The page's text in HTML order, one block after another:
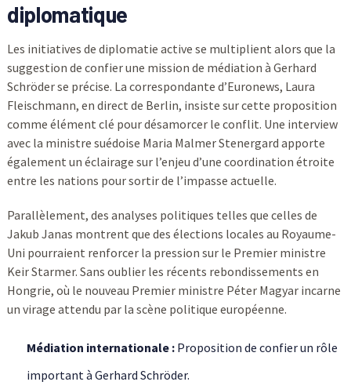
diplomatique
Les initiatives de diplomatie active se multiplient alors que la
suggestion de confier une mission de médiation à Gerhard
Schröder se précise. La correspondante d’Euronews, Laura
Fleischmann, en direct de Berlin, insiste sur cette proposition
comme élément clé pour désamorcer le conflit. Une interview
avec la ministre suédoise Maria Malmer Stenergard apporte
également un éclairage sur l’enjeu d’une coordination étroite
entre les nations pour sortir de l’impasse actuelle.
Parallèlement, des analyses politiques telles que celles de
Jakub Janas montrent que des élections locales au Royaume-
Uni pourraient renforcer la pression sur le Premier ministre
Keir Starmer. Sans oublier les récents rebondissements en
Hongrie, où le nouveau Premier ministre Péter Magyar incarne
un virage attendu par la scène politique européenne.
Médiation internationale :Proposition de confier un rôle
important à Gerhard Schröder.